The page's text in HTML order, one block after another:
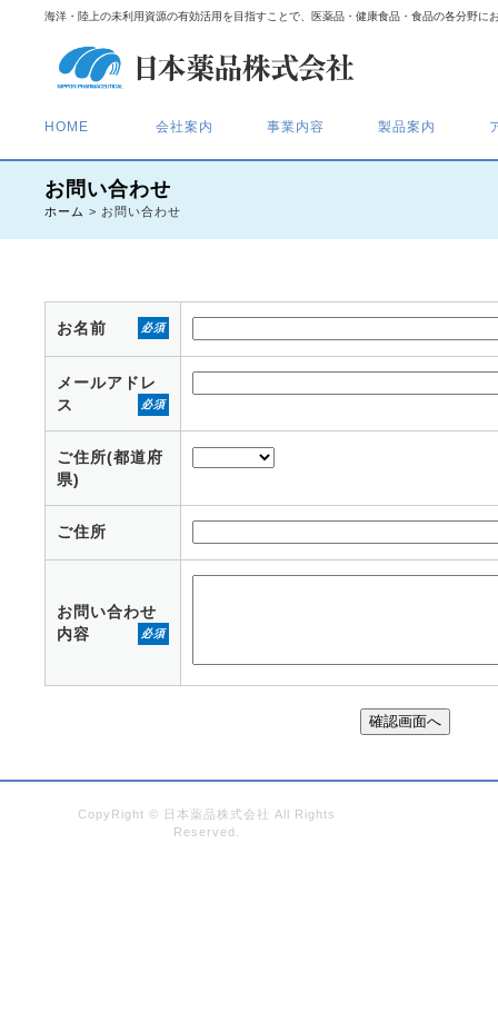
海洋・陸上の未利用資源の有効活用を目指すことで、医薬品・健康食品・食品の各分野に
HOME 会社案内 事業内容 製品案内
お問い合わせ
ホーム > お問い合わせ
お名前 必須
メールアドレ
ス
必須
ご住所(都道府
県)
ご住所
お問い合わせ
内容
必須
CopyRight © 日本薬品株式会社 All Rights
Reserved.